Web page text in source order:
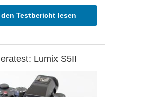
Testbericht lesen
Lumix S5II